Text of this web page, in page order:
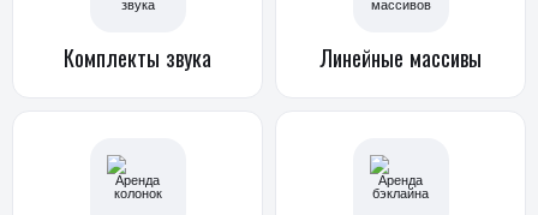
Комплекты звука Линейные массивы